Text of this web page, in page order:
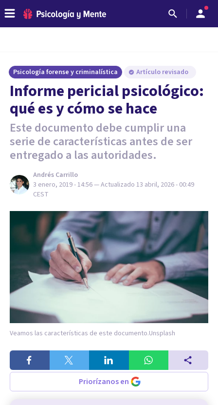
Psicología forense y criminalística Artículo revisado
Informe pericial psicológico:
qué es y cómo se hace
Este documento debe cumplir una
serie de características antes de ser
entregado a las autoridades.
Andrés Carrillo
3 enero, 2019 - 14:56— Actualizado 13 abril, 2026 - 00:49
CEST
Veamos las características de este documento.Unsplash
Priorízanos en